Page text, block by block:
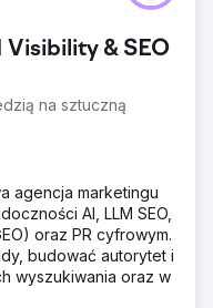
Visibility & SEO
na sztuczną
agencja marketingu
AI, LLM SEO,
oraz PR cyfrowym.
budować autorytet i
wyszukiwania oraz w